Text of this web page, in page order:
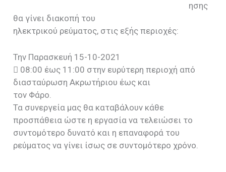
ησης
θα γίνει διακοπή του
ηλεκτρικού ρεύματος, στις εξής περιοχές:
Την Παρασκευή 15-10-2021
 08:00 έως 11:00 στην ευρύτερη περιοχή από
διασταύρωση Ακρωτήριου έως και
τον Φάρο.
Τα συνεργεία μας θα καταβάλουν κάθε
προσπάθεια ώστε η εργασία να τελειώσει το
συντομότερο δυνατό και η επαναφορά του
ρεύματος να γίνει ίσως σε συντομότερο χρόνο.